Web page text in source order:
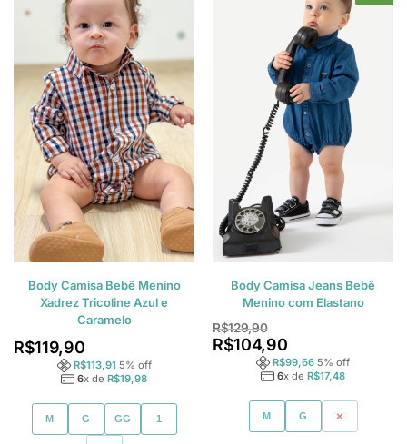
Body Camisa Bebê Menino
Xadrez Tricoline Azul e
Caramelo
R$119,90
R$113,91 5% off
6x de R$19,98
M G GG 1
Body Camisa Jeans Bebê
Menino com Elastano
R$129,90
R$104,90
R$99,66 5% off
6x de R$17,48
M G GG